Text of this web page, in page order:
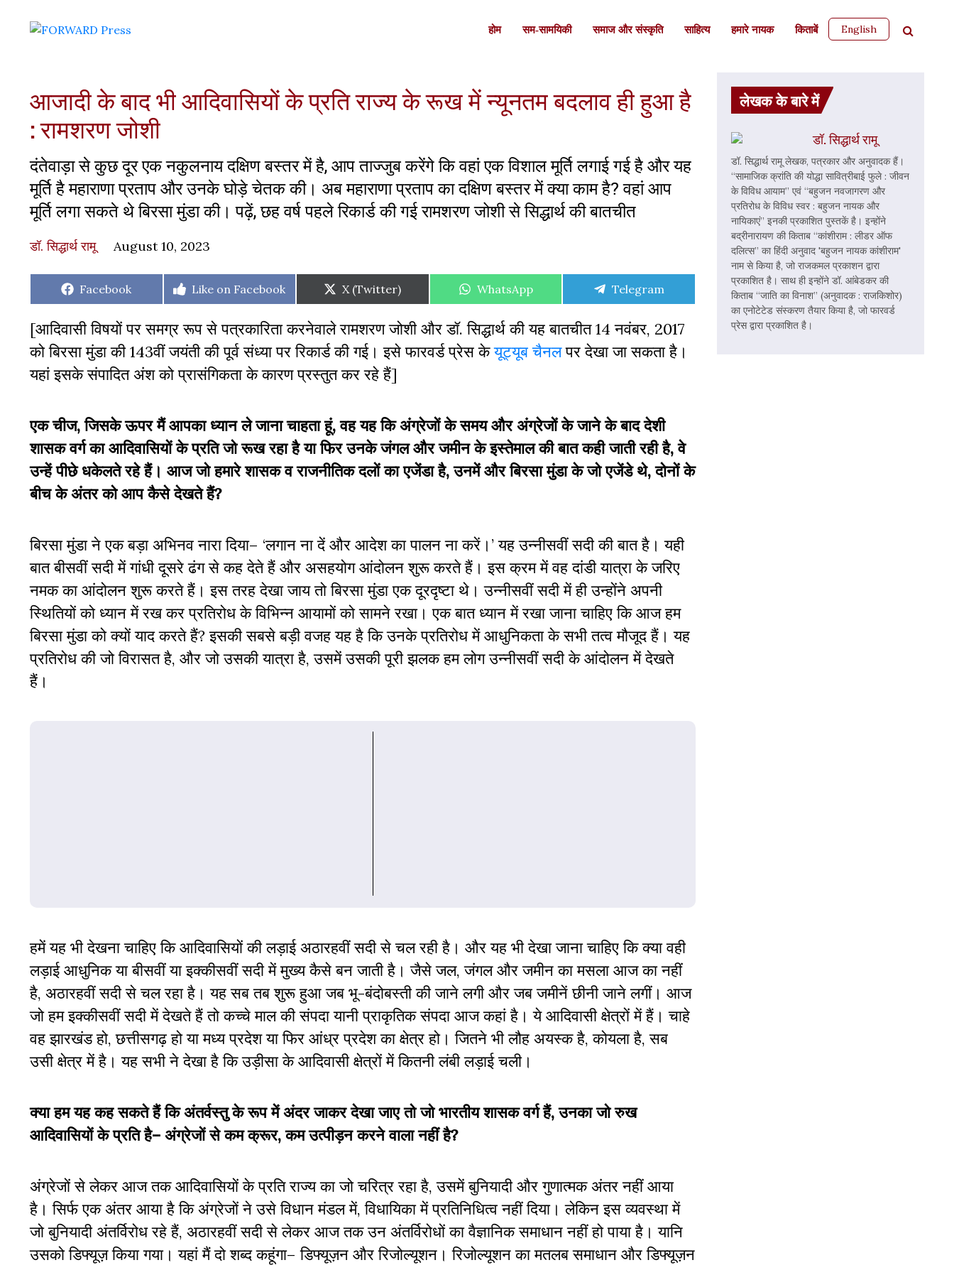
होम सम-सामयिकी समाज और संस्कृति साहित्‍य हमारे नायक किताबें English
आजादी के बाद भी आदिवासियों के प्रति राज्य के रूख में न्यूनतम बदलाव ही हुआ है
: रामशरण जोशी
दंतेवाड़ा से कुछ दूर एक नकुलनाय दक्षिण बस्तर में है, आप ताज्जुब करेंगे कि वहां एक विशाल मूर्ति लगाई गई है और यह
मूर्ति है महाराणा प्रताप और उनके घोड़े चेतक की। अब महाराणा प्रताप का दक्षिण बस्तर में क्या काम है? वहां आप
मूर्ति लगा सकते थे बिरसा मुंडा की। पढ़ें, छह वर्ष पहले रिकार्ड की गई रामशरण जोशी से सिद्धार्थ की बातचीत
डॉ. सिद्धार्थ रामू August 10, 2023
Share
Facebook
Share
Like on Facebook
Share
on
X (Twitter)
Share
WhatsApp
Share
Telegram
[आदिवासी विषयों पर समग्र रूप से पत्रकारिता करनेवाले रामशरण जोशी और डॉ. सिद्धार्थ की यह बातचीत 14 नवंबर, 2017
को बिरसा मुंडा की 143वीं जयंती की पूर्व संध्या पर रिकार्ड की गई। इसे फारवर्ड प्रेस केयूट्यूब चैनलपर देखा जा सकता है।
यहां इसके संपादित अंश को प्रासंगिकता के कारण प्रस्तुत कर रहे हैं]
एक चीज, जिसके ऊपर मैं आपका ध्यान ले जाना चाहता हूं, वह यह कि अंग्रेजों के समय और अंग्रेजों के जाने के बाद देशी
शासक वर्ग का आदिवासियों के प्रति जो रूख रहा है या फिर उनके जंगल और जमीन के इस्तेमाल की बात कही जाती रही है, वे
उन्हें पीछे धकेलते रहे हैं। आज जो हमारे शासक व राजनीतिक दलों का एजेंडा है, उनमें और बिरसा मुंडा के जो एजेंडे थे, दोनों के
बीच के अंतर को आप कैसे देखते हैं?
बिरसा मुंडा ने एक बड़ा अभिनव नारा दिया– ‘लगान ना दें और आदेश का पालन ना करें।’ यह उन्नीसवीं सदी की बात है। यही
बात बीसवीं सदी में गांधी दूसरे ढंग से कह देते हैं और असहयोग आंदोलन शुरू करते हैं। इस क्रम में वह दांडी यात्रा के जरिए
नमक का आंदोलन शुरू करते हैं। इस तरह देखा जाय तो बिरसा मुंडा एक दूरदृष्टा थे। उन्नीसवीं सदी में ही उन्होंने अपनी
स्थितियों को ध्यान में रख कर प्रतिरोध के विभिन्न आयामों को सामने रखा। एक बात ध्यान में रखा जाना चाहिए कि आज हम
बिरसा मुंडा को क्यों याद करते हैं? इसकी सबसे बड़ी वजह यह है कि उनके प्रतिरोध में आधुनिकता के सभी तत्व मौजूद हैं। यह
प्रतिरोध की जो विरासत है, और जो उसकी यात्रा है, उसमें उसकी पूरी झलक हम लोग उन्नीसवीं सदी के आंदोलन में देखते
हैं।
हमें यह भी देखना चाहिए कि आदिवासियों की लड़ाई अठारहवीं सदी से चल रही है। और यह भी देखा जाना चाहिए कि क्या वही
लड़ाई आधुनिक या बीसवीं या इक्कीसवीं सदी में मुख्य कैसे बन जाती है। जैसे जल, जंगल और जमीन का मसला आज का नहीं
है, अठारहवीं सदी से चल रहा है। यह सब तब शुरू हुआ जब भू-बंदोबस्ती की जाने लगी और जब जमीनें छीनी जाने लगीं। आज
जो हम इक्कीसवीं सदी में देखते हैं तो कच्चे माल की संपदा यानी प्राकृतिक संपदा आज कहां है। ये आदिवासी क्षेत्रों में हैं। चाहे
वह झारखंड हो, छत्तीसगढ़ हो या मध्य प्रदेश या फिर आंध्र प्रदेश का क्षेत्र हो। जितने भी लौह अयस्क है, कोयला है, सब
उसी क्षेत्र में है। यह सभी ने देखा है कि उड़ीसा के आदिवासी क्षेत्रों में कितनी लंबी लड़ाई चली।
क्या हम यह कह सकते हैं कि अंतर्वस्तु के रूप में अंदर जाकर देखा जाए तो जो भारतीय शासक वर्ग हैं, उनका जो रुख
आदिवासियों के प्रति है– अंग्रेजों से कम क्रूर, कम उत्पीड़न करने वाला नहीं है?
अंग्रेजों से लेकर आज तक आदिवासियों के प्रति राज्य का जो चरित्र रहा है, उसमें बुनियादी और गुणात्मक अंतर नहीं आया
है। सिर्फ एक अंतर आया है कि अंग्रेजों ने उसे विधान मंडल में, विधायिका में प्रतिनिधित्व नहीं दिया। लेकिन इस व्यवस्था में
जो बुनियादी अंतर्विरोध रहे हैं, अठारहवीं सदी से लेकर आज तक उन अंतर्विरोधों का वैज्ञानिक समाधान नहीं हो पाया है। यानि
उसको डिफ्यूज़ किया गया। यहां मैं दो शब्द कहूंगा– डिफ्यूज़न और रिजोल्यूशन। रिजोल्यूशन का मतलब समाधान और डिफ्यूज़न
लेखक के बारे में
डॉ. सिद्धार्थ रामू
डॉ. सिद्धार्थ रामू लेखक, पत्रकार और अनुवादक हैं।
“सामाजिक क्रांति की योद्धा सावित्रीबाई फुले : जीवन
के विविध आयाम” एवं “बहुजन नवजागरण और
प्रतिरोध के विविध स्वर : बहुजन नायक और
नायिकाएं” इनकी प्रकाशित पुस्तकें है। इन्होंने
बद्रीनारायण की किताब “कांशीराम : लीडर ऑफ
दलित्स” का हिंदी अनुवाद 'बहुजन नायक कांशीराम'
नाम से किया है, जो राजकमल प्रकाशन द्वारा
प्रकाशित है। साथ ही इन्होंने डॉ. आंबेडकर की
किताब “जाति का विनाश” (अनुवादक : राजकिशोर)
का एनोटेटेड संस्करण तैयार किया है, जो फारवर्ड
प्रेस द्वारा प्रकाशित है।